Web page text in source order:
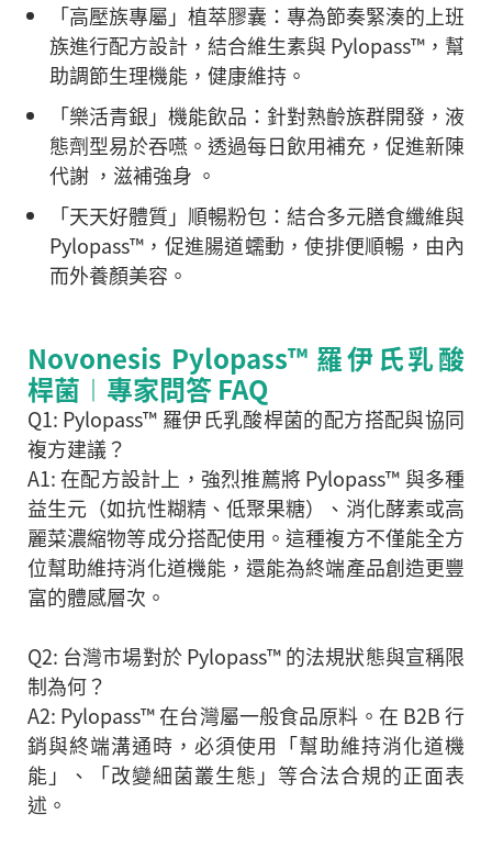
「高壓族專屬」植萃膠囊 ：專為節奏緊湊的上班
族進行配方設計，結合維生素與 Pylopass™，幫
助調節生理機能，健康維持。
「樂活青銀」機能飲品 ：針對熟齡族群開發，液
態劑型易於吞嚥。透過每日飲用補充，促進新陳
代謝 ，滋補強身 。
「天天好體質」順暢粉包： 結合多元膳食纖維與
Pylopass™，促進腸道蠕動，使排便順暢，由內
而外養顏美容。
Novonesis Pylopass™ 羅伊氏乳酸
桿菌︱專家問答 FAQ
Q1: Pylopass™ 羅伊氏乳酸桿菌的配方搭配與協同
複方建議？
A1: 在配方設計上，強烈推薦將 Pylopass™ 與多種
益生元（如抗性糊精、低聚果糖）、消化酵素或高
麗菜濃縮物等成分搭配使用。這種複方不僅能全方
位幫助維持消化道機能，還能為終端產品創造更豐
富的體感層次。
Q2: 台灣市場對於 Pylopass™ 的法規狀態與宣稱限
制為何？
A2: Pylopass™ 在台灣屬一般食品原料。在 B2B 行
銷與終端溝通時，必須使用「幫助維持消化道機
能」、「改變細菌叢生態」等合法合規的正面表
述。